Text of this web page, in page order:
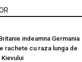
indeamna Germania
rachete cu raza lunga de